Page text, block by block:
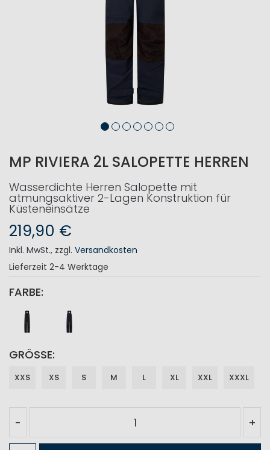
MP RIVIERA 2L SALOPETTE HERREN
Wasserdichte Herren Salopette mit
atmungsaktiver 2-Lagen Konstruktion für
Küsteneinsätze
219,90 €
Inkl. MwSt., zzgl. Versandkosten
Lieferzeit 2-4 Werktage
FARBE
GRÖSSE
XXS XS S M L XL XXL XXXL
- +